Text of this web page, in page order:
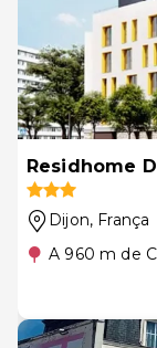
Residhome
Dijon, França
A 960 m de